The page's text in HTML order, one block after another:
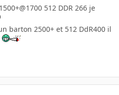
512 DDR 266 je
barton 2500+ et 512 DdR400 il